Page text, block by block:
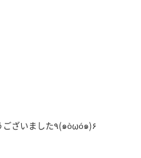
ココまで読んで頂きありがとうございました٩(๑òωó๑)۶